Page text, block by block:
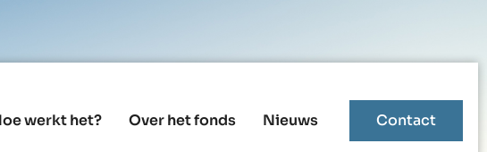
werkt het? Over het fonds Nieuws Contact